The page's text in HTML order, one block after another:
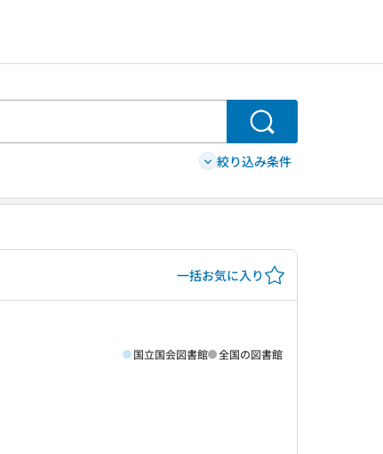
検索
絞り込み条件
一括お気に入り
国立国会図書館 全国の図書館